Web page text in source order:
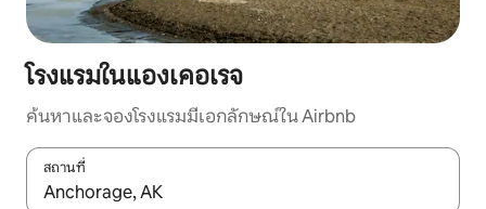
โรงแรมในแองเคอเรจ
ค้นหาและจองโรงแรมมีเอกลักษณ์ใน Airbnb
สถานที่
ใช้ลูกศรขึ้นลง หรือใช้การสัมผัสหรือปัด เพื่อสำรวจผลการค้นหา